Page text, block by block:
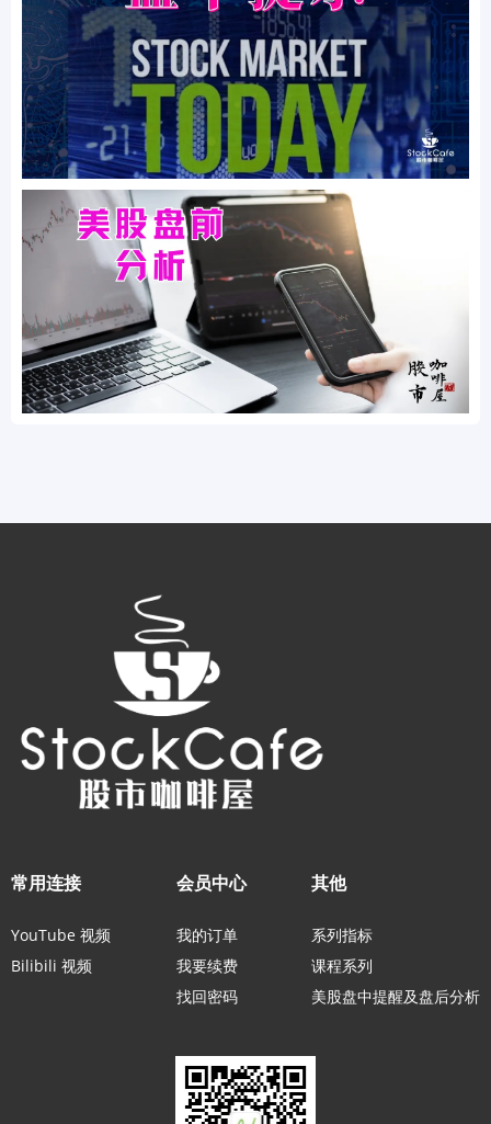
常用连接
YouTube 视频
Bilibili 视频
会员中心
我的订单
我要续费
找回密码
其他
系列指标
课程系列
美股盘中提醒及盘后分析